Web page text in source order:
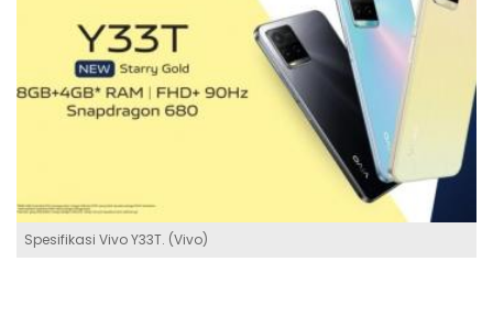
Spesifikasi Vivo Y33T. (Vivo)